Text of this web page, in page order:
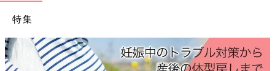
特集